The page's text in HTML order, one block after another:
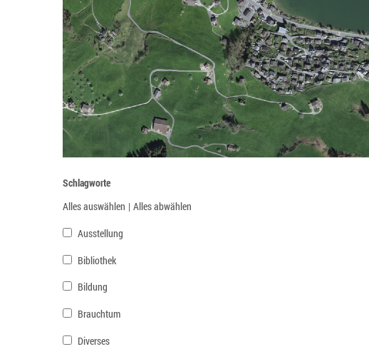
Schlagworte
Alles auswählen | Alles abwählen
Ausstellung
Bibliothek
Bildung
Brauchtum
Diverses